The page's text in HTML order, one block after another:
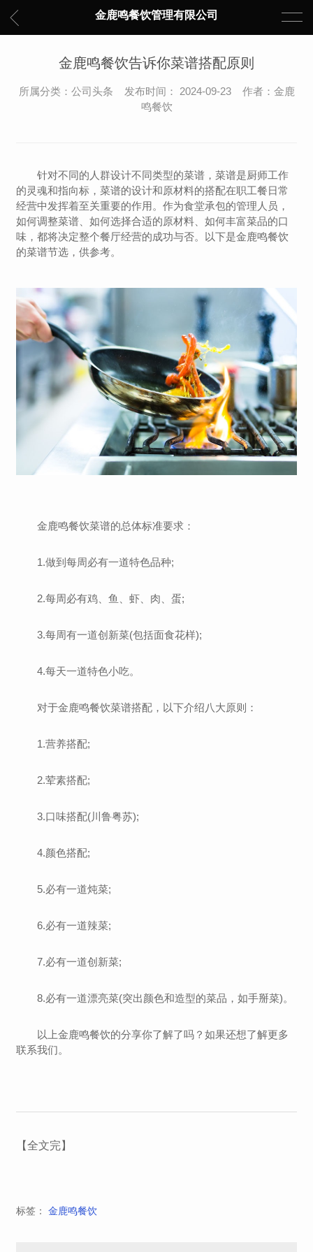
金鹿鸣餐饮管理有限公司
金鹿鸣餐饮告诉你菜谱搭配原则
所属分类：公司头条 发布时间： 2024-09-23 作者：金鹿
鸣餐饮
针对不同的人群设计不同类型的菜谱，菜谱是厨师工作
的灵魂和指向标，菜谱的设计和原材料的搭配在职工餐日常
经营中发挥着至关重要的作用。作为食堂承包的管理人员，
如何调整菜谱、如何选择合适的原材料、如何丰富菜品的口
味，都将决定整个餐厅经营的成功与否。以下是金鹿鸣餐饮
的菜谱节选，供参考。
金鹿鸣餐饮菜谱的总体标准要求：
1.做到每周必有一道特色品种;
2.每周必有鸡、鱼、虾、肉、蛋;
3.每周有一道创新菜(包括面食花样);
4.每天一道特色小吃。
对于金鹿鸣餐饮菜谱搭配，以下介绍八大原则：
1.营养搭配;
2.荤素搭配;
3.口味搭配(川鲁粤苏);
4.颜色搭配;
5.必有一道炖菜;
6.必有一道辣菜;
7.必有一道创新菜;
8.必有一道漂亮菜(突出颜色和造型的菜品，如手掰菜)。
以上金鹿鸣餐饮的分享你了解了吗？如果还想了解更多
联系我们。
【全文完】
标签： 金鹿鸣餐饮